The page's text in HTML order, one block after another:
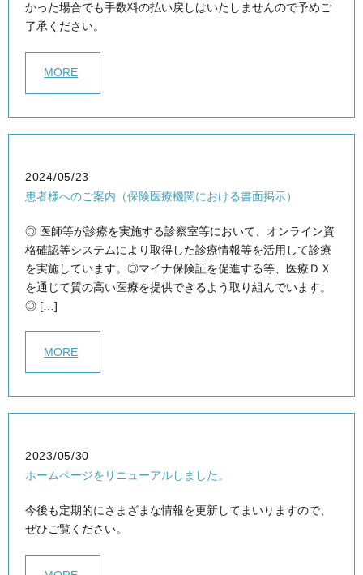
かった場合でも手数料の払い戻しはいたしませんので予めご
了承ください。
MORE
2024/05/23
患者様へのご案内（保険医療機関における書面掲示）
◎ 医師等が診療を実施する診察室等において、オンライン資
格確認等システムにより取得した診療情報等を活用して診療
を実施しています。◎マイナ保険証を促進する等、医療ＤＸ
を通じて質の高い医療を提供できるよう取り組んでいます。
◎ […]
MORE
2023/05/30
ホームページをリニューアルしました。
今後も定期的にさまざまな情報を更新してまいりますので、
ぜひご覧ください。